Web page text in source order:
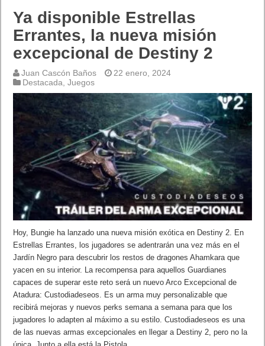
Ya disponible Estrellas
Errantes, la nueva misión
excepcional de Destiny 2
Juan Cascón Baños
22 enero, 2024
Destacada ,Juegos
Hoy, Bungie ha lanzado una nueva misión exótica en Destiny 2. En
Estrellas Errantes, los jugadores se adentrarán una vez más en el
Jardín Negro para descubrir los restos de dragones Ahamkara que
yacen en su interior. La recompensa para aquellos Guardianes
capaces de superar este reto será un nuevo Arco Excepcional de
Atadura: Custodiadeseos. Es un arma muy personalizable que
recibirá mejoras y nuevos perks semana a semana para que los
jugadores lo adapten al máximo a su estilo. Custodiadeseos es una
de las nuevas armas excepcionales en llegar a Destiny 2, pero no la